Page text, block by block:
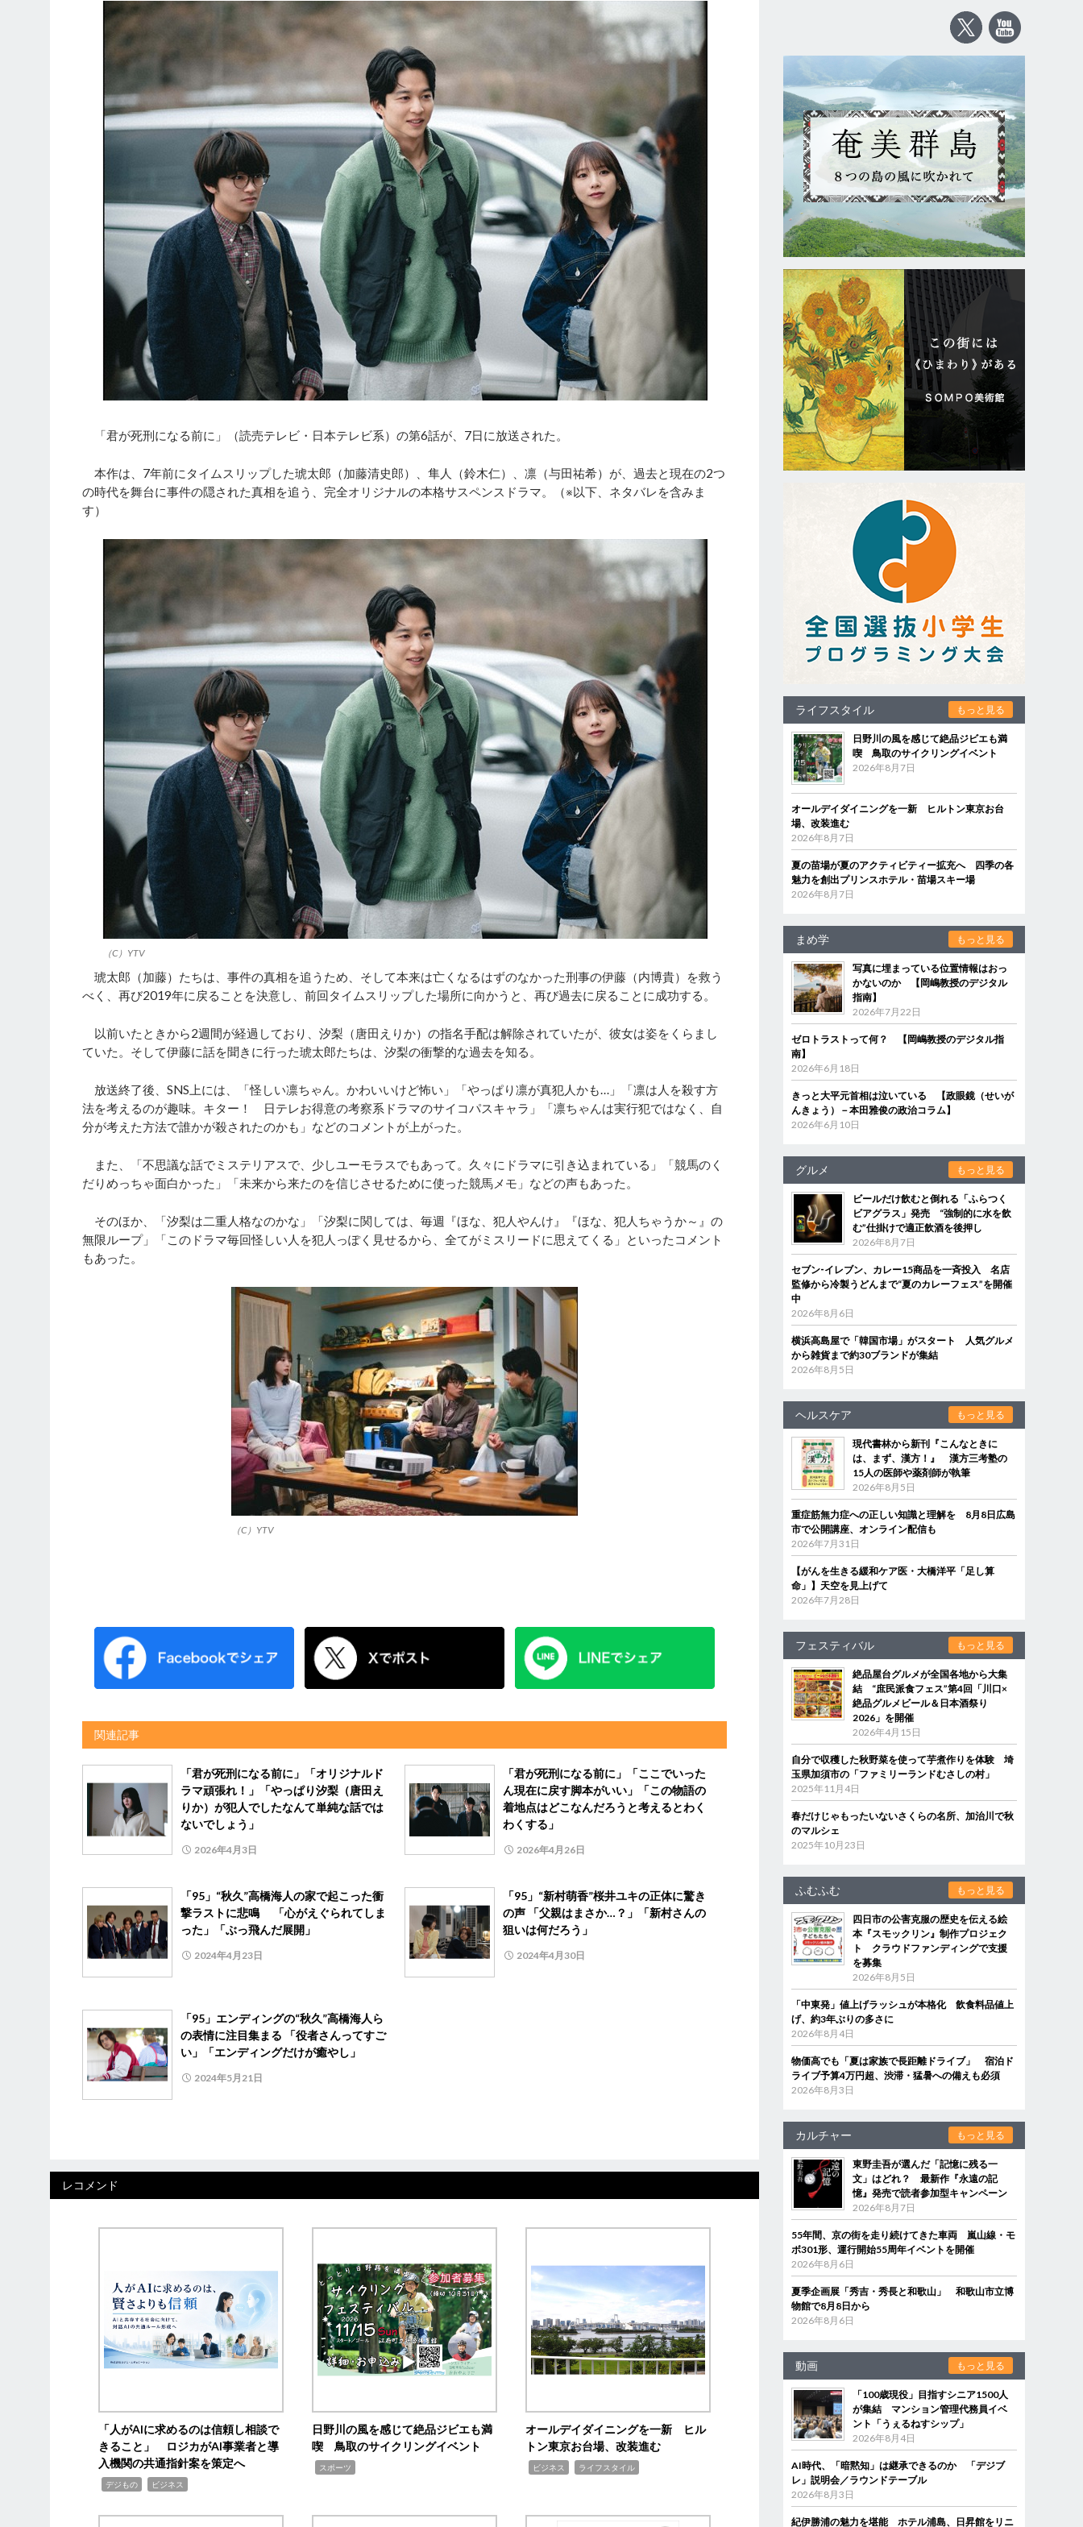
「君が死刑になる前に」（読売テレビ・日本テレビ系）の第6話が、7日に放送された。
本作は、7年前にタイムスリップした琥太郎（加藤清史郎）、隼人（鈴木仁）、凛（与田祐希）が、過去と現在の2つ
の時代を舞台に事件の隠された真相を追う、完全オリジナルの本格サスペンスドラマ。（※以下、ネタバレを含みま
す）
（C）YTV
琥太郎（加藤）たちは、事件の真相を追うため、そして本来は亡くなるはずのなかった刑事の伊藤（内博貴）を救う
べく、再び2019年に戻ることを決意し、前回タイムスリップした場所に向かうと、再び過去に戻ることに成功する。
以前いたときから2週間が経過しており、汐梨（唐田えりか）の指名手配は解除されていたが、彼女は姿をくらまし
ていた。そして伊藤に話を聞きに行った琥太郎たちは、汐梨の衝撃的な過去を知る。
放送終了後、SNS上には、「怪しい凛ちゃん。かわいいけど怖い」「やっぱり凛が真犯人かも…」「凛は人を殺す方
法を考えるのが趣味。キター！ 日テレお得意の考察系ドラマのサイコパスキャラ」「凛ちゃんは実行犯ではなく、自
分が考えた方法で誰かが殺されたのかも」などのコメントが上がった。
また、「不思議な話でミステリアスで、少しユーモラスでもあって。久々にドラマに引き込まれている」「競馬のく
だりめっちゃ面白かった」「未来から来たのを信じさせるために使った競馬メモ」などの声もあった。
そのほか、「汐梨は二重人格なのかな」「汐梨に関しては、毎週『ほな、犯人やんけ』『ほな、犯人ちゃうか～』の
無限ループ」「このドラマ毎回怪しい人を犯人っぽく見せるから、全てがミスリードに思えてくる」といったコメント
もあった。
（C）YTV
関連記事
「君が死刑になる前に」「オリジナルド
ラマ頑張れ！」「やっぱり汐梨（唐田え
りか）が犯人でしたなんて単純な話では
ないでしょう」
2026年4月3日
「君が死刑になる前に」「ここでいった
ん現在に戻す脚本がいい」「この物語の
着地点はどこなんだろうと考えるとわく
わくする」
2026年4月26日
「95」“秋久”高橋海人の家で起こった衝
撃ラストに悲鳴 「心がえぐられてしま
った」「ぶっ飛んだ展開」
2024年4月23日
「95」“新村萌香”桜井ユキの正体に驚き
の声 「父親はまさか…？」「新村さんの
狙いは何だろう」
2024年4月30日
「95」エンディングの“秋久”高橋海人ら
の表情に注目集まる 「役者さんってすご
い」「エンディングだけが癒やし」
2024年5月21日
レコメンド
「人がAIに求めるのは信頼し相談で
きること」 ロジカがAI事業者と導
入機関の共通指針案を策定へ
デジもの ビジネス
日野川の風を感じて絶品ジビエも満
喫 鳥取のサイクリングイベント
スポーツ
オールデイダイニングを一新 ヒル
トン東京お台場、改装進む
ビジネス ライフスタイル
ライフスタイル もっと見る
日野川の風を感じて絶品ジビエも満
喫 鳥取のサイクリングイベント
2026年8月7日
オールデイダイニングを一新 ヒルトン東京お台
場、改装進む
2026年8月7日
夏の苗場が夏のアクティビティー拡充へ 四季の各
魅力を創出プリンスホテル・苗場スキー場
2026年8月7日
まめ学 もっと見る
写真に埋まっている位置情報はおっ
かないのか 【岡嶋教授のデジタル
指南】
2026年7月22日
ゼロトラストって何？ 【岡嶋教授のデジタル指
南】
2026年6月18日
きっと大平元首相は泣いている 【政眼鏡（せいが
んきょう）－本田雅俊の政治コラム】
2026年6月10日
グルメ もっと見る
ビールだけ飲むと倒れる「ふらつく
ビアグラス」発売 “強制的に水を飲
む”仕掛けで適正飲酒を後押し
2026年8月7日
セブン‐イレブン、カレー15商品を一斉投入 名店
監修から冷製うどんまで“夏のカレーフェス”を開催
中
2026年8月6日
横浜高島屋で「韓国市場」がスタート 人気グルメ
から雑貨まで約30ブランドが集結
2026年8月5日
ヘルスケア もっと見る
現代書林から新刊『こんなときに
は、まず、漢方！』 漢方三考塾の
15人の医師や薬剤師が執筆
2026年8月5日
重症筋無力症への正しい知識と理解を 8月8日広島
市で公開講座、オンライン配信も
2026年7月31日
【がんを生きる緩和ケア医・大橋洋平「足し算
命」】天空を見上げて
2026年7月28日
フェスティバル もっと見る
絶品屋台グルメが全国各地から大集
結 “庶民派食フェス”第4回「川口×
絶品グルメビール＆日本酒祭り
2026」を開催
2026年4月15日
自分で収穫した秋野菜を使って芋煮作りを体験 埼
玉県加須市の「ファミリーランドむさしの村」
2025年11月4日
春だけじゃもったいないさくらの名所、加治川で秋
のマルシェ
2025年10月23日
ふむふむ もっと見る
四日市の公害克服の歴史を伝える絵
本『スモックリン』制作プロジェク
ト クラウドファンディングで支援
を募集
2026年8月5日
「中東発」値上げラッシュが本格化 飲食料品値上
げ、約3年ぶりの多さに
2026年8月4日
物価高でも「夏は家族で長距離ドライブ」 宿泊ド
ライブ予算4万円超、渋滞・猛暑への備えも必須
2026年8月3日
カルチャー もっと見る
東野圭吾が選んだ「記憶に残る一
文」はどれ？ 最新作『永遠の記
憶』発売で読者参加型キャンペーン
2026年8月7日
55年間、京の街を走り続けてきた車両 嵐山線・モ
ボ301形、運行開始55周年イベントを開催
2026年8月6日
夏季企画展「秀吉・秀長と和歌山」 和歌山市立博
物館で8月8日から
2026年8月6日
動画 もっと見る
「100歳現役」目指すシニア1500人
が集結 マンション管理代務員イベ
ント「うぇるねすシップ」
2026年8月4日
AI時代、「暗黙知」は継承できるのか 「デジブ
レ」説明会／ラウンドテーブル
2026年8月3日
紀伊勝浦の魅力を堪能 ホテル浦島、日昇館をリニ